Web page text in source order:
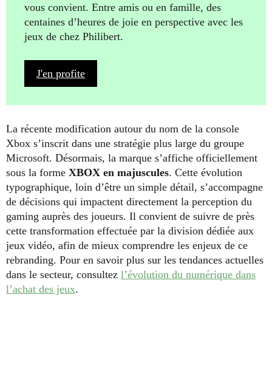
vous convient. Entre amis ou en famille, des
centaines d’heures de joie en perspective avec les
jeux de chez Philibert.
J'en profite
La récente modification autour du nom de la console
Xbox s’inscrit dans une stratégie plus large du groupe
Microsoft. Désormais, la marque s’affiche officiellement
sous la forme XBOX en majuscules. Cette évolution
typographique, loin d’être un simple détail, s’accompagne
de décisions qui impactent directement la perception du
gaming auprès des joueurs. Il convient de suivre de près
cette transformation effectuée par la division dédiée aux
jeux vidéo, afin de mieux comprendre les enjeux de ce
rebranding. Pour en savoir plus sur les tendances actuelles
dans le secteur, consultez l’évolution du numérique dans
l’achat des jeux.